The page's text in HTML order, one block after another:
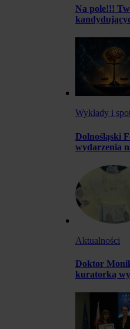
Na pole!!!
Wykłady i
Dolnośląski
wydarzenia
Aktualności
Doktor
kuratorką